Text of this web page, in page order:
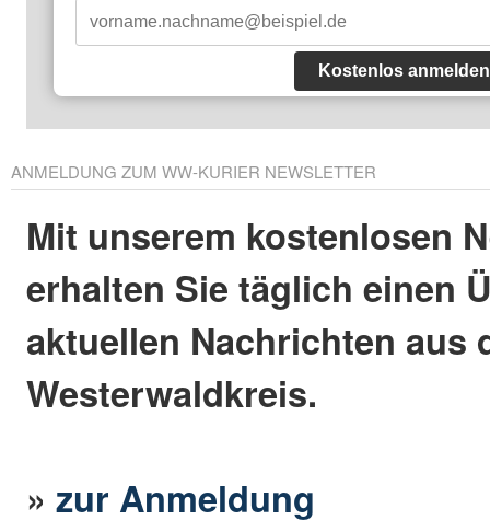
Kostenlos anmelden
ANMELDUNG ZUM WW-KURIER NEWSLETTER
Mit unserem kostenlosen
erhalten Sie täglich einen
aktuellen Nachrichten aus
Westerwaldkreis.
»zur Anmeldung